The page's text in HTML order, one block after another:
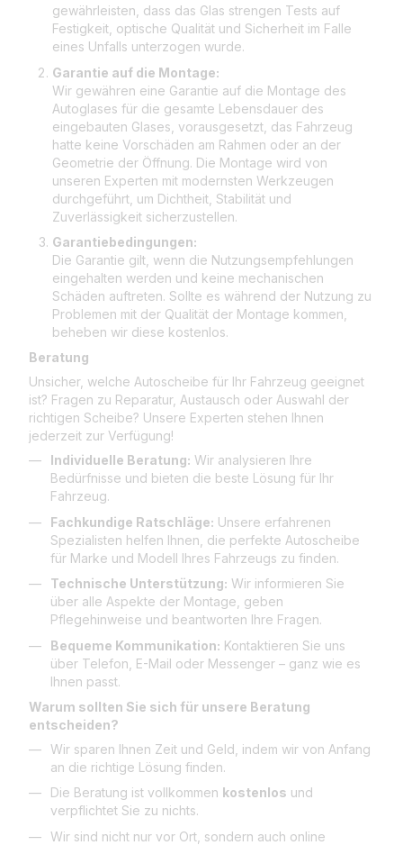
gewährleisten, dass das Glas strengen Tests auf
Festigkeit, optische Qualität und Sicherheit im Falle
eines Unfalls unterzogen wurde.
Garantie auf die Montage:
Wir gewähren eine Garantie auf die Montage des
Autoglases für die gesamte Lebensdauer des
eingebauten Glases, vorausgesetzt, das Fahrzeug
hatte keine Vorschäden am Rahmen oder an der
Geometrie der Öffnung. Die Montage wird von
unseren Experten mit modernsten Werkzeugen
durchgeführt, um Dichtheit, Stabilität und
Zuverlässigkeit sicherzustellen.
Garantiebedingungen:
Die Garantie gilt, wenn die Nutzungsempfehlungen
eingehalten werden und keine mechanischen
Schäden auftreten. Sollte es während der Nutzung zu
Problemen mit der Qualität der Montage kommen,
beheben wir diese kostenlos.
Beratung
Unsicher, welche Autoscheibe für Ihr Fahrzeug geeignet
ist? Fragen zu Reparatur, Austausch oder Auswahl der
richtigen Scheibe? Unsere Experten stehen Ihnen
jederzeit zur Verfügung!
Individuelle Beratung: Wir analysieren Ihre
Bedürfnisse und bieten die beste Lösung für Ihr
Fahrzeug.
Fachkundige Ratschläge: Unsere erfahrenen
Spezialisten helfen Ihnen, die perfekte Autoscheibe
für Marke und Modell Ihres Fahrzeugs zu finden.
Technische Unterstützung: Wir informieren Sie
über alle Aspekte der Montage, geben
Pflegehinweise und beantworten Ihre Fragen.
Bequeme Kommunikation: Kontaktieren Sie uns
über Telefon, E-Mail oder Messenger – ganz wie es
Ihnen passt.
Warum sollten Sie sich für unsere Beratung
entscheiden?
Wir sparen Ihnen Zeit und Geld, indem wir von Anfang
an die richtige Lösung finden.
Die Beratung ist vollkommen kostenlos und
verpflichtet Sie zu nichts.
Wir sind nicht nur vor Ort, sondern auch online